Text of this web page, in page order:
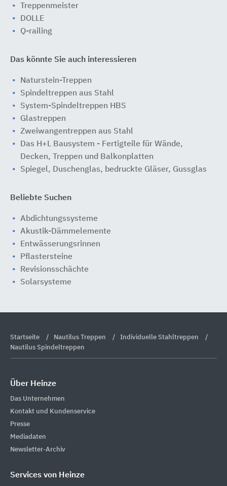
Treppenmeister
DOLLE
Q-railing
Das könnte Sie auch interessieren
Naturstein-Treppen
Spindeltreppen aus Stahl
System-Spindeltreppen HBS
Glastreppen
Zweiwangentreppen aus Stahl
Das H+L Bausystem - Fertigteile für Wände,
Decken, Treppen und Balkonplatten
Spiegel, Duschenglas, bedruckte Gläser, Gussglas
Beliebte Suchen
Abdichtungssysteme
Akustik-Dämmelemente
Entwässerungsrinnen
Pflastersteine
Revisionsschächte
Solarsysteme
Startseite Nautilus Treppen
Individuelle Stahltreppen
Nautilus Spindeltreppen
Über Heinze
Das Unternehmen
Kontakt und Kundenservice
Presse
Mediadaten
Newsletter-Archiv
Services von Heinze